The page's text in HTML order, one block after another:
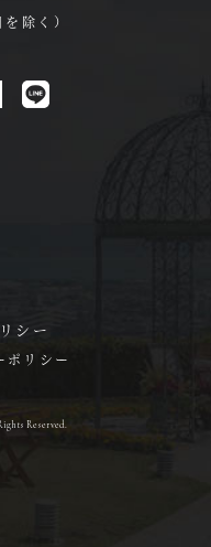
除く）
シー
リシー
Reserved.